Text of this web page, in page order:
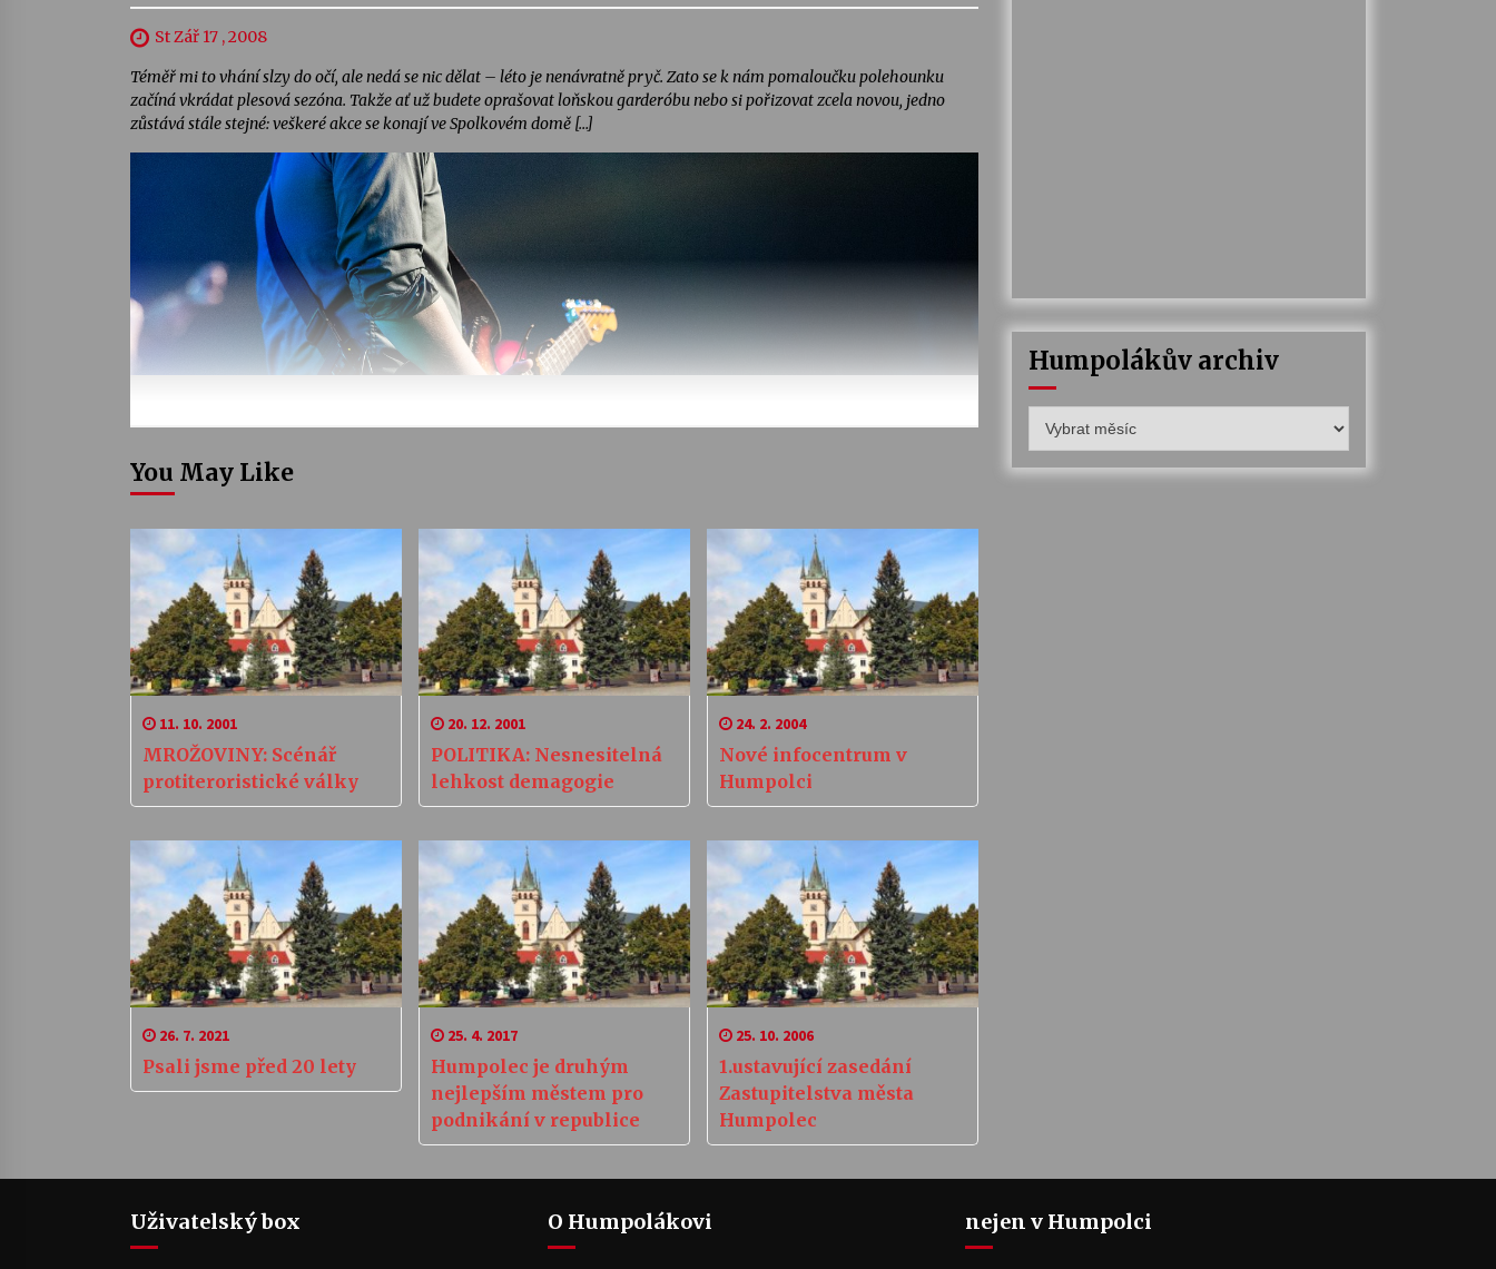
St Zář 17 , 2008
Téměř mi to vhání slzy do očí, ale nedá se nic dělat – léto je nenávratně pryč. Zato se k nám pomaloučku polehounku
začíná vkrádat plesová sezóna. Takže ať už budete oprašovat loňskou garderóbu nebo si pořizovat zcela novou, jedno
zůstává stále stejné: veškeré akce se konají ve Spolkovém domě […]
You May Like
11. 10. 2001
MROŽOVINY: Scénář
protiteroristické války
20. 12. 2001
POLITIKA: Nesnesitelná
lehkost demagogie
24. 2. 2004
Nové infocentrum v
Humpolci
26. 7. 2021
Psali jsme před 20 lety
25. 4. 2017
Humpolec je druhým
nejlepším městem pro
podnikání v republice
25. 10. 2006
1.ustavující zasedání
Zastupitelstva města
Humpolec
Humpolákův archiv
archiv
Uživatelský box O Humpolákovi nejen v Humpolci